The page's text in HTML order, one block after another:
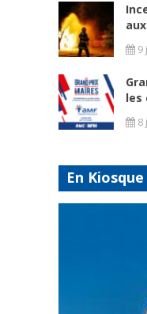
9
les
8
En Kiosque